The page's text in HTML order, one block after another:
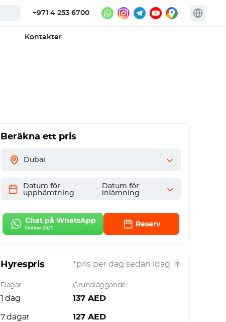
+971 4 253 6700
Kontakter
Beräkna ett pris
Dubai
Datum för
upphämtning
- Datum för
inlämning
Chat på WhatsApp
Online 24/7
Reserv
Hyrespris *pris per dag sedan idag
Dagar Grundläggande
1 dag 137 AED
7 dagar 127 AED